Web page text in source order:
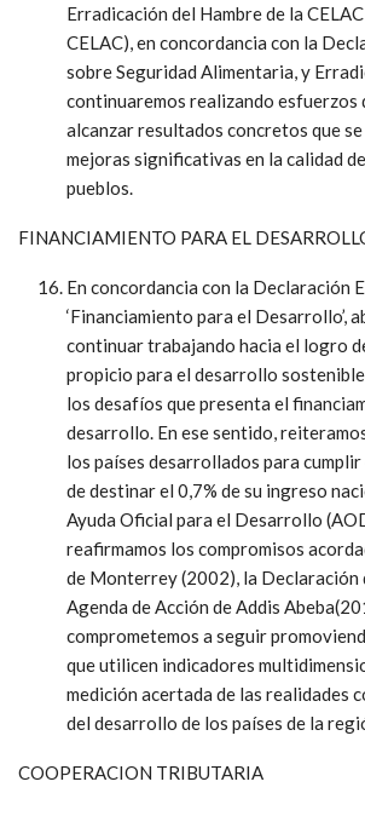
Erradicación del Hambre de la
CELAC), en concordancia con la
sobre Seguridad Alimentaria, y
continuaremos realizando esfuerzos
alcanzar resultados concretos que
mejoras significativas en la calidad
pueblos.
FINANCIAMIENTO PARA EL
En concordancia con la Declaración
‘Financiamiento para el Desarrollo’,
continuar trabajando hacia el logro
propicio para el desarrollo
los desafíos que presenta el
desarrollo. En ese sentido,
los países desarrollados para
de destinar el 0,7% de su ingreso
Ayuda Oficial para el Desarrollo
reafirmamos los compromisos
de Monterrey (2002), la Declaración
Agenda de Acción de Addis
comprometemos a seguir
que utilicen indicadores
medición acertada de las realidades
del desarrollo de los países de la
COOPERACION TRIBUTARIA